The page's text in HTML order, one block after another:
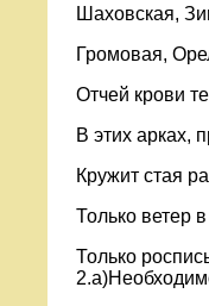
Шаховская,
Громовая,
Отчей крови
В этих арках,
Кружит стая
Только ветер
Только